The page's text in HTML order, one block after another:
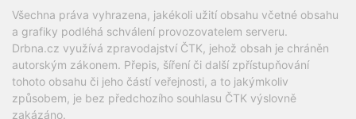
Všechna práva vyhrazena, jakékoli užití obsahu včetné obsahu
a grafiky podléhá schválení provozovatelem serveru.
Drbna.cz využívá zpravodajství ČTK, jehož obsah je chráněn
autorským zákonem. Přepis, šíření či další zpřístupňování
tohoto obsahu či jeho částí veřejnosti, a to jakýmkoliv
způsobem, je bez předchozího souhlasu ČTK výslovně
zakázáno.